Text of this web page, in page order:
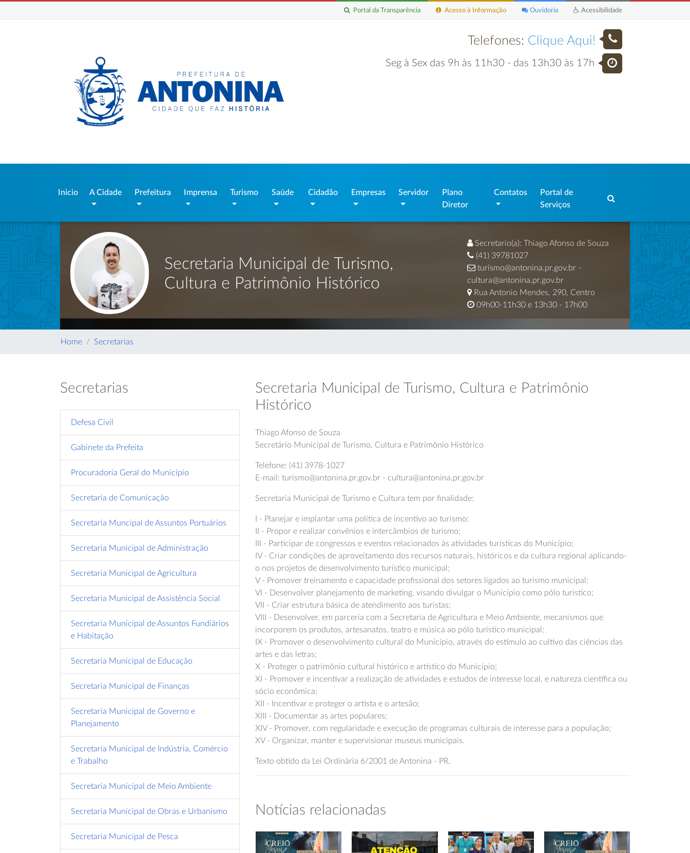
Acessibilidade
Ouvidoria
Acesso à Informação
Portal da Transparência
Telefones: Clique Aqui!
Seg à Sex das 9h às 11h30 - das 13h30 às 17h
Inicio A Cidade Prefeitura Imprensa Turismo Saúde Cidadão Empresas Servidor
Plano
Diretor
Contatos
Portal de
Serviços
Secretaria Municipal de Turismo,
Cultura e Patrimônio Histórico
Secretario(a): Thiago Afonso de Souza
(41) 39781027
turismo@antonina.pr.gov.br -
cultura@antonina.pr.gov.br
Rua Antonio Mendes, 290, Centro
09h00-11h30 e 13h30 - 17h00
Home Secretarias
Secretarias
Defesa Civil
Gabinete da Prefeita
Procuradoria Geral do Município
Secretaria de Comunicação
Secretaria Muncipal de Assuntos Portuários
Secretaria Municipal de Administração
Secretaria Municipal de Agricultura
Secretaria Municipal de Assistência Social
Secretaria Municipal de Assuntos Fundiários
e Habitação
Secretaria Municipal de Educação
Secretaria Municipal de Finanças
Secretaria Municipal de Governo e
Planejamento
Secretaria Municipal de Indústria, Comércio
e Trabalho
Secretaria Municipal de Meio Ambiente
Secretaria Municipal de Obras e Urbanismo
Secretaria Municipal de Pesca
Secretaria Municipal de Turismo, Cultura e Patrimônio
Histórico
Thiago Afonso de Souza
Secretário Municipal de Turismo, Cultura e Patrimônio Histórico
Telefone: (41) 3978-1027
E-mail: turismo@antonina.pr.gov.br - cultura@antonina.pr.gov.br
Secretaria Municipal de Turismo e Cultura tem por finalidade:
I - Planejar e implantar uma política de incentivo ao turismo;
II - Propor e realizar convênios e intercâmbios de turismo;
III - Participar de congressos e eventos relacionados às atividades turísticas do Município;
IV - Criar condições de aproveitamento dos recursos naturais, históricos e da cultura regional aplicando-
o nos projetos de desenvolvimento turístico municipal;
V - Promover treinamento e capacidade profissional dos setores ligados ao turismo municipal;
VI - Desenvolver planejamento de marketing, visando divulgar o Município como pólo turístico;
VII - Criar estrutura básica de atendimento aos turistas;
VIII - Desenvolver, em parceria com a Secretaria de Agricultura e Meio Ambiente, mecanismos que
incorporem os produtos, artesanatos, teatro e música ao pólo turístico municipal;
IX - Promover o desenvolvimento cultural do Município, através do estímulo ao cultivo das ciências das
artes e das letras;
X - Proteger o patrimônio cultural histórico e artístico do Município;
XI - Promover e incentivar a realização de atividades e estudos de interesse local, e natureza científica ou
sócio econômica;
XII - Incentivar e proteger o artista e o artesão;
XIII - Documentar as artes populares;
XIV - Promover, com regularidade e execução de programas culturais de interesse para a população;
XV - Organizar, manter e supervisionar museus municipais.
Texto obtido da Lei Ordinária 6/2001 de Antonina - PR.
Notícias relacionadas